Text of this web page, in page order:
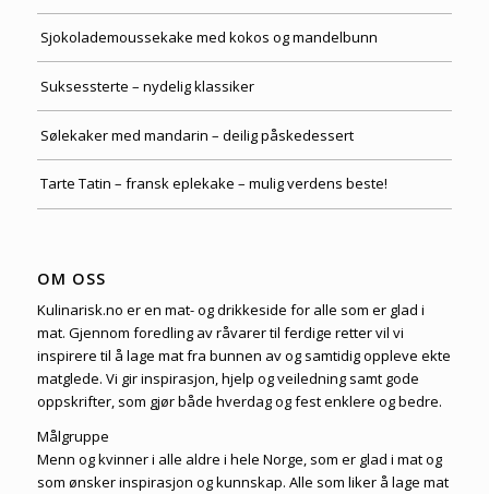
Sjokolademoussekake med kokos og mandelbunn
Suksessterte – nydelig klassiker
Sølekaker med mandarin – deilig påskedessert
Tarte Tatin – fransk eplekake – mulig verdens beste!
OM OSS
Kulinarisk.no er en mat- og drikkeside for alle som er glad i
mat. Gjennom foredling av råvarer til ferdige retter vil vi
inspirere til å lage mat fra bunnen av og samtidig oppleve ekte
matglede. Vi gir inspirasjon, hjelp og veiledning samt gode
oppskrifter, som gjør både hverdag og fest enklere og bedre.
Målgruppe
Menn og kvinner i alle aldre i hele Norge, som er glad i mat og
som ønsker inspirasjon og kunnskap. Alle som liker å lage mat